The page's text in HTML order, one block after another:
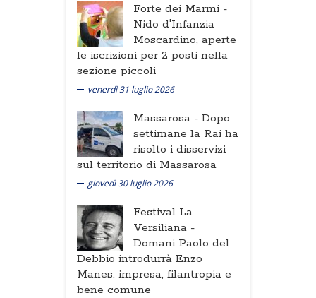
Forte dei Marmi -
Nido d'Infanzia
Moscardino, aperte
le iscrizioni per 2 posti nella
sezione piccoli
venerdì 31 luglio 2026
Massarosa - Dopo
settimane la Rai ha
risolto i disservizi
sul territorio di Massarosa
giovedì 30 luglio 2026
Festival La
Versiliana -
Domani Paolo del
Debbio introdurrà Enzo
Manes: impresa, filantropia e
bene comune